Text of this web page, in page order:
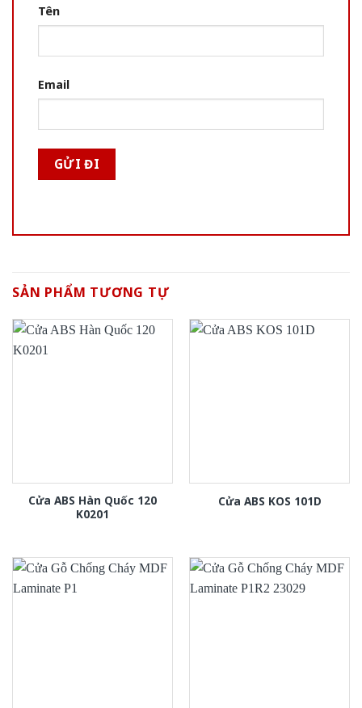
Tên
Email
SẢN PHẨM TƯƠNG TỰ
Cửa ABS Hàn Quốc 120
K0201
Cửa ABS KOS 101D